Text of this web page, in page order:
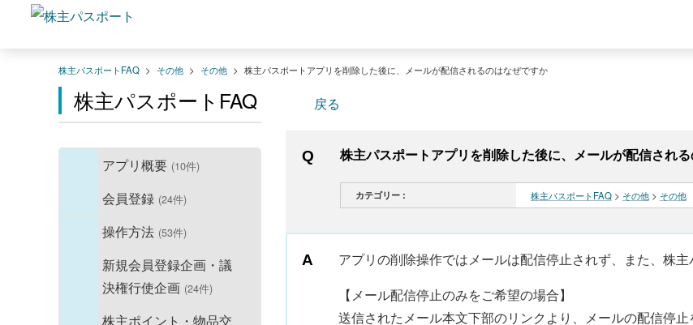
株主パスポートFAQ > その他 > その他 > 株主パスポートアプリを削除した後に、メールが配信されるのはなぜですか
株主パスポートFAQ
アプリ概要 (10件)
会員登録 (24件)
操作方法 (53件)
新規会員登録企画・議
決権行使企画 (24件)
株主ポイント・物品交
戻る
株主パスポートアプリを削除した後に、メールが配信され
カテゴリー : 株主パスポートFAQ> その他> その他
アプリの削除操作ではメールは配信停止されず、また、株主
【メール配信停止のみをご希望の場合】
送信されたメール本文下部のリンクより、メールの配信停止